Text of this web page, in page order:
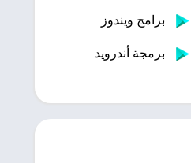
برامج ويندوز
برمجة أندرويد